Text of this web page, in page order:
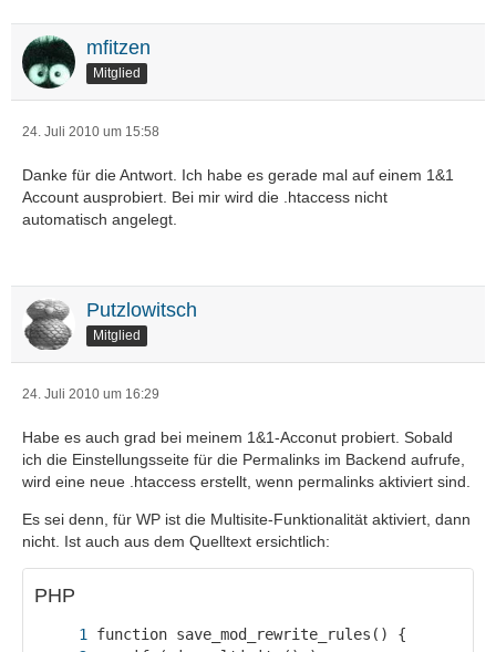
mfitzen
Mitglied
24. Juli 2010 um 15:58
Danke für die Antwort. Ich habe es gerade mal auf einem 1&1
Account ausprobiert. Bei mir wird die .htaccess nicht
automatisch angelegt.
Putzlowitsch
Mitglied
24. Juli 2010 um 16:29
Habe es auch grad bei meinem 1&1-Acconut probiert. Sobald
ich die Einstellungsseite für die Permalinks im Backend aufrufe,
wird eine neue .htaccess erstellt, wenn permalinks aktiviert sind.
Es sei denn, für WP ist die Multisite-Funktionalität aktiviert, dann
nicht. Ist auch aus dem Quelltext ersichtlich:
PHP